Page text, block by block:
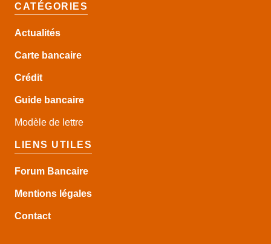
CATÉGORIES
Actualités
Carte bancaire
Crédit
Guide bancaire
Modèle de lettre
LIENS UTILES
Forum Bancaire
Mentions légales
Contact